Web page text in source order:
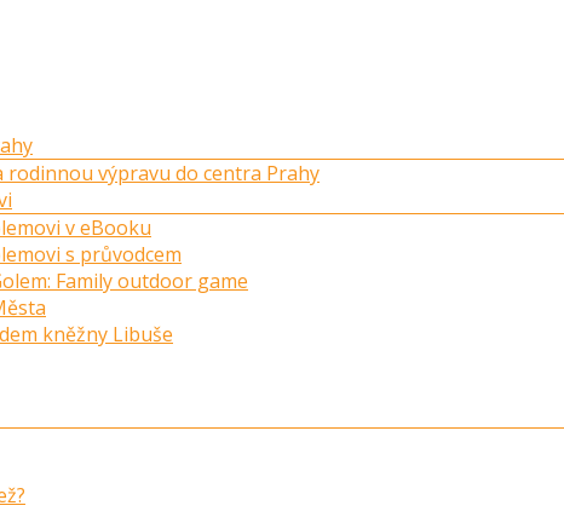
rodinnou výpravu do centra Prahy
v eBooku
s průvodcem
Family outdoor game
kněžny Libuše